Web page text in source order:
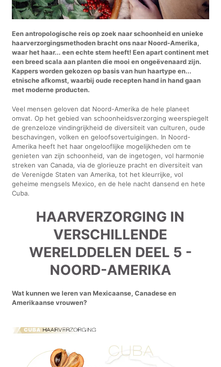
Een antropologische reis op zoek naar schoonheid en unieke
haarverzorgingsmethoden bracht ons naar Noord-Amerika,
waar het haar... een echte stem heeft! Een apart continent met
een breed scala aan planten die mooi en ongeëvenaard zijn.
Kappers worden gekozen op basis van hun haartype en...
etnische afkomst, waarbij oude recepten hand in hand gaan
met moderne producten.
Veel mensen geloven dat Noord-Amerika de hele planeet
omvat. Op het gebied van schoonheidsverzorging weerspiegelt
de grenzeloze vindingrijkheid de diversiteit van culturen, oude
beschavingen, volken en geloofsovertuigingen. In Noord-
Amerika heeft het haar ongelooflijke mogelijkheden om te
genieten van zijn schoonheid, van de ingetogen, vol harmonie
streken van Canada, via de glorieuze pracht en diversiteit van
de Verenigde Staten van Amerika, tot het kleurrijke, vol
geheime mengsels Mexico, en de hele nacht dansend en hete
Cuba.
HAARVERZORGING IN
VERSCHILLENDE
WERELDDELEN DEEL 5 -
NOORD-AMERIKA
Wat kunnen we leren van Mexicaanse, Canadese en
Amerikaanse vrouwen?